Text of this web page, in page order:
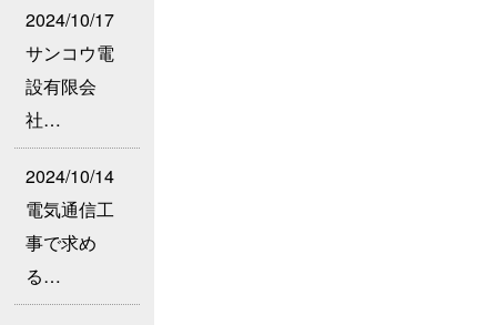
2024/10/17
サンコウ電
設有限会
社…
2024/10/14
電気通信工
事で求め
る…